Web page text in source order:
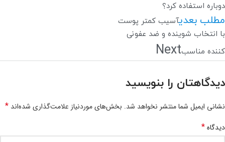
دوباره استفاده کرد؟
مطلب بعدیآسیب کمتر پوست
با انتخاب شوینده و ضد عفونی
کننده مناسبNext
دیدگاهتان را بنویسید
نشانی ایمیل شما منتشر نخواهد شد. بخش‌های موردنیاز علامت‌گذاری شده‌اند *
دیدگاه*